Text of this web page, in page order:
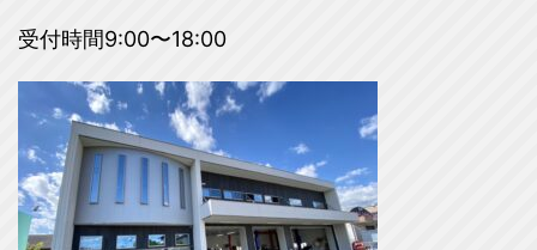
受付時間9:00〜18:00